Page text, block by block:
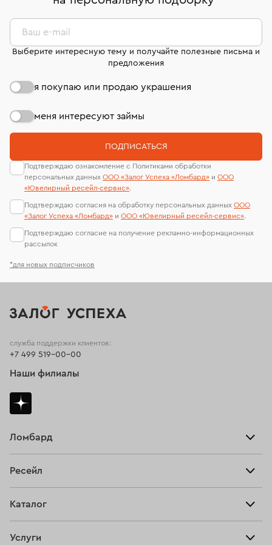
дней на возврат. Детальные условия возврата
комиссионных украшений и часов смотрите на
странице«Возврат украшений»
сертификаты МГУ и других геммологических
лабораторий
*для новых подписчиков
Ваш e-mail
Выберите интересную тему и получайте полезные письма и
предложения
я покупаю или продаю украшения
меня интересуют займы
ПОДПИСАТЬСЯ
Подтверждаю ознакомление с Политиками обработки
персональных данных ООО «Залог Успеха «Ломбард» и ООО
«Ювелирный ресейл-сервиc».
Подтверждаю согласия на обработку персональных данных ООО
«Залог Успеха «Ломбард» и ООО «Ювелирный ресейл-сервиc».
Подтверждаю согласие на получение рекламно-информационных
рассылок
Ломбард
Тарифы
Ресейл
Купить
Каталог
Услуги
служба поддержки клиентов:
+7 499 519-00-00
Наши филиалы